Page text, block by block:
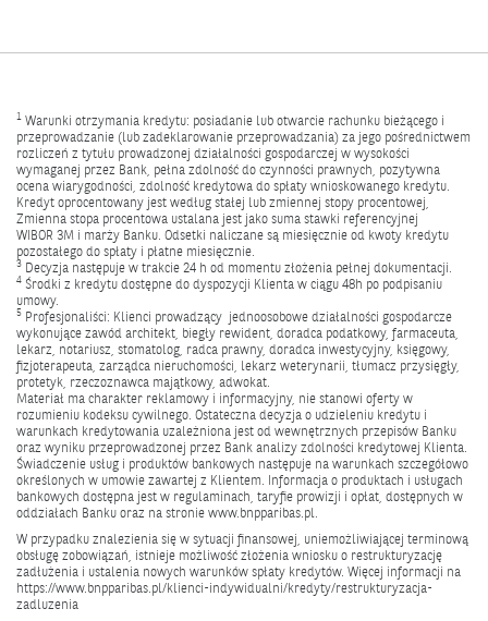
1 Warunki otrzymania kredytu: posiadanie lub otwarcie rachunku bieżącego i
przeprowadzanie (lub zadeklarowanie przeprowadzania) za jego pośrednictwem
rozliczeń z tytułu prowadzonej działalności gospodarczej w wysokości
wymaganej przez Bank, pełna zdolność do czynności prawnych, pozytywna
ocena wiarygodności, zdolność kredytowa do spłaty wnioskowanego kredytu.
Kredyt oprocentowany jest według stałej lub zmiennej stopy procentowej,
Zmienna stopa procentowa ustalana jest jako suma stawki referencyjnej
WIBOR 3M i marży Banku. Odsetki naliczane są miesięcznie od kwoty kredytu
pozostałego do spłaty i płatne miesięcznie.
3 Decyzja następuje w trakcie 24 h od momentu złożenia pełnej dokumentacji.
4 Środki z kredytu dostępne do dyspozycji Klienta w ciągu 48h po podpisaniu
umowy.
5 Profesjonaliści: Klienci prowadzący jednoosobowe działalności gospodarcze
wykonujące zawód architekt, biegły rewident, doradca podatkowy, farmaceuta,
lekarz, notariusz, stomatolog, radca prawny, doradca inwestycyjny, księgowy,
fizjoterapeuta, zarządca nieruchomości, lekarz weterynarii, tłumacz przysięgły,
protetyk, rzeczoznawca majątkowy, adwokat.
Materiał ma charakter reklamowy i informacyjny, nie stanowi oferty w
rozumieniu kodeksu cywilnego. Ostateczna decyzja o udzieleniu kredytu i
warunkach kredytowania uzależniona jest od wewnętrznych przepisów Banku
oraz wyniku przeprowadzonej przez Bank analizy zdolności kredytowej Klienta.
Świadczenie usług i produktów bankowych następuje na warunkach szczegółowo
określonych w umowie zawartej z Klientem. Informacja o produktach i usługach
bankowych dostępna jest w regulaminach, taryfie prowizji i opłat, dostępnych w
oddziałach Banku oraz na stronie www.bnpparibas.pl.
W przypadku znalezienia się w sytuacji finansowej, uniemożliwiającej terminową
obsługę zobowiązań, istnieje możliwość złożenia wniosku o restrukturyzację
zadłużenia i ustalenia nowych warunków spłaty kredytów. Więcej informacji na
https://www.bnpparibas.pl/klienci-indywidualni/kredyty/restrukturyzacja-
zadluzenia